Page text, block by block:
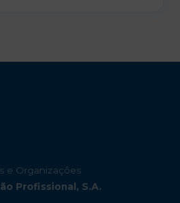
e Organizações
Profissional, S.A.